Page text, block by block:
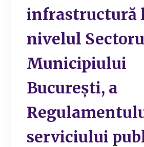
infrastructură
nivelul
Municipiului
București, a
serviciului